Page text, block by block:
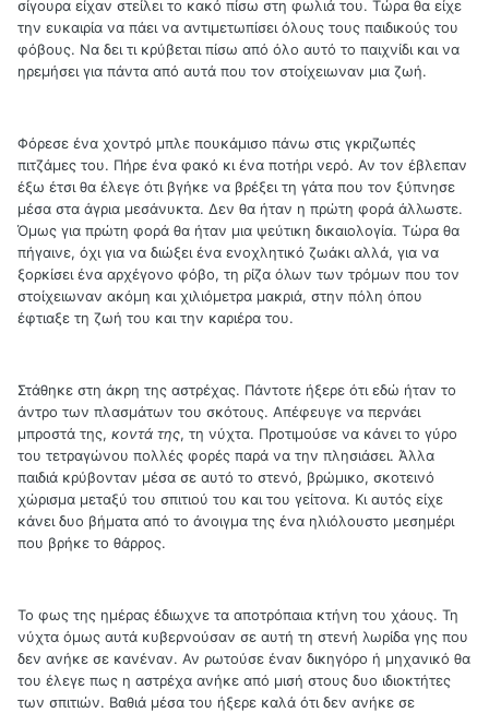
σίγουρα είχαν στείλει το κακό πίσω στη φωλιά του. Τώρα θα είχε
την ευκαιρία να πάει να αντιμετωπίσει όλους τους παιδικούς του
φόβους. Να δει τι κρύβεται πίσω από όλο αυτό το παιχνίδι και να
ηρεμήσει για πάντα από αυτά που τον στοίχειωναν μια ζωή.
Φόρεσε ένα χοντρό μπλε πουκάμισο πάνω στις γκριζωπές
πιτζάμες του. Πήρε ένα φακό κι ένα ποτήρι νερό. Αν τον έβλεπαν
έξω έτσι θα έλεγε ότι βγήκε να βρέξει τη γάτα που τον ξύπνησε
μέσα στα άγρια μεσάνυκτα. Δεν θα ήταν η πρώτη φορά άλλωστε.
Όμως για πρώτη φορά θα ήταν μια ψεύτικη δικαιολογία. Τώρα θα
πήγαινε, όχι για να διώξει ένα ενοχλητικό ζωάκι αλλά, για να
ξορκίσει ένα αρχέγονο φόβο, τη ρίζα όλων των τρόμων που τον
στοίχειωναν ακόμη και χιλιόμετρα μακριά, στην πόλη όπου
έφτιαξε τη ζωή του και την καριέρα του.
Στάθηκε στη άκρη της αστρέχας. Πάντοτε ήξερε ότι εδώ ήταν το
άντρο των πλασμάτων του σκότους. Απέφευγε να περνάει
μπροστά της, κοντά της, τη νύχτα. Προτιμούσε να κάνει το γύρο
του τετραγώνου πολλές φορές παρά να την πλησιάσει. Άλλα
παιδιά κρύβονταν μέσα σε αυτό το στενό, βρώμικο, σκοτεινό
χώρισμα μεταξύ του σπιτιού του και του γείτονα. Κι αυτός είχε
κάνει δυο βήματα από το άνοιγμα της ένα ηλιόλουστο μεσημέρι
που βρήκε το θάρρος.
Το φως της ημέρας έδιωχνε τα αποτρόπαια κτήνη του χάους. Τη
νύχτα όμως αυτά κυβερνούσαν σε αυτή τη στενή λωρίδα γης που
δεν ανήκε σε κανέναν. Αν ρωτούσε έναν δικηγόρο ή μηχανικό θα
του έλεγε πως η αστρέχα ανήκε από μισή στους δυο ιδιοκτήτες
των σπιτιών. Βαθιά μέσα του ήξερε καλά ότι δεν ανήκε σε